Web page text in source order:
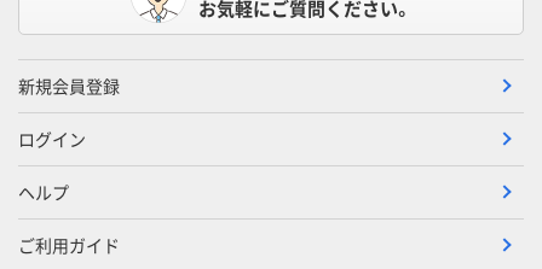
お気軽にご質問ください。
新規会員登録
ログイン
ヘルプ
ご利用ガイド